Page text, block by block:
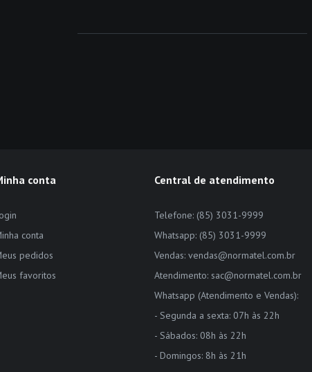
conta
conta
pedidos
favoritos
Central de atendimento
Telefone: (85) 3031-9999
Whatsapp: (85) 3031-9999
Vendas: vendas@normatel.com.br
Atendimento: sac@normatel.com.br
Whatsapp (Atendimento e Vendas):
- Segunda a sexta: 07h às 22h
- Sábados: 08h às 22h
- Domingos: 8h às 21h